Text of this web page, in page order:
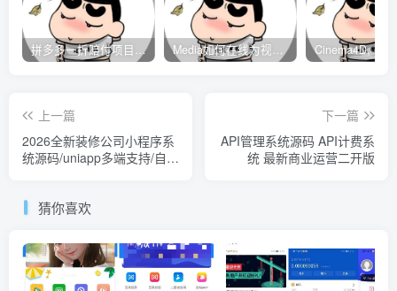
拼多多一折赔付项目是怎么操作的？ Media如何在线为视频自动添加字幕？
上一篇
2026全新装修公司小程序系
统源码/uniapp多端支持/自带
下一篇
API管理系统源码 API计费系
统 最新商业运营二开版
猜你喜欢